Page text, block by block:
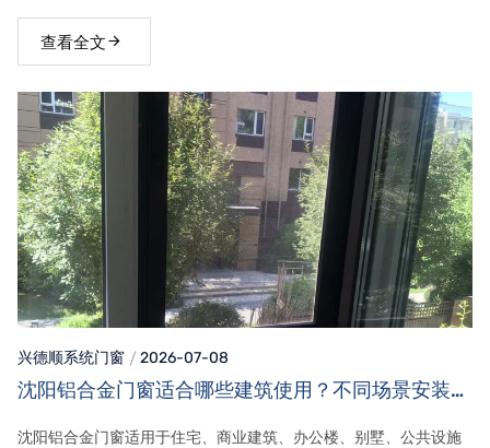
查看全文
兴德顺系统门窗 2026-07-08
沈阳铝合金门窗适合哪些建筑使用？不同场景安装需
沈阳铝合金门窗适用于住宅、商业建筑、办公楼、别墅、公共设施